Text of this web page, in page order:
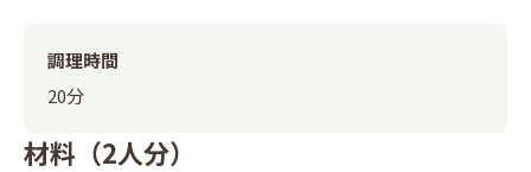
材料（2人分）
調理時間
20分